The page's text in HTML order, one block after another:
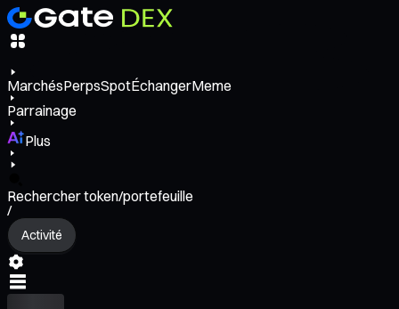
MarchésPerpsSpotÉchangerMeme
Parrainage
Plus
Rechercher token/portefeuille
/
Activité